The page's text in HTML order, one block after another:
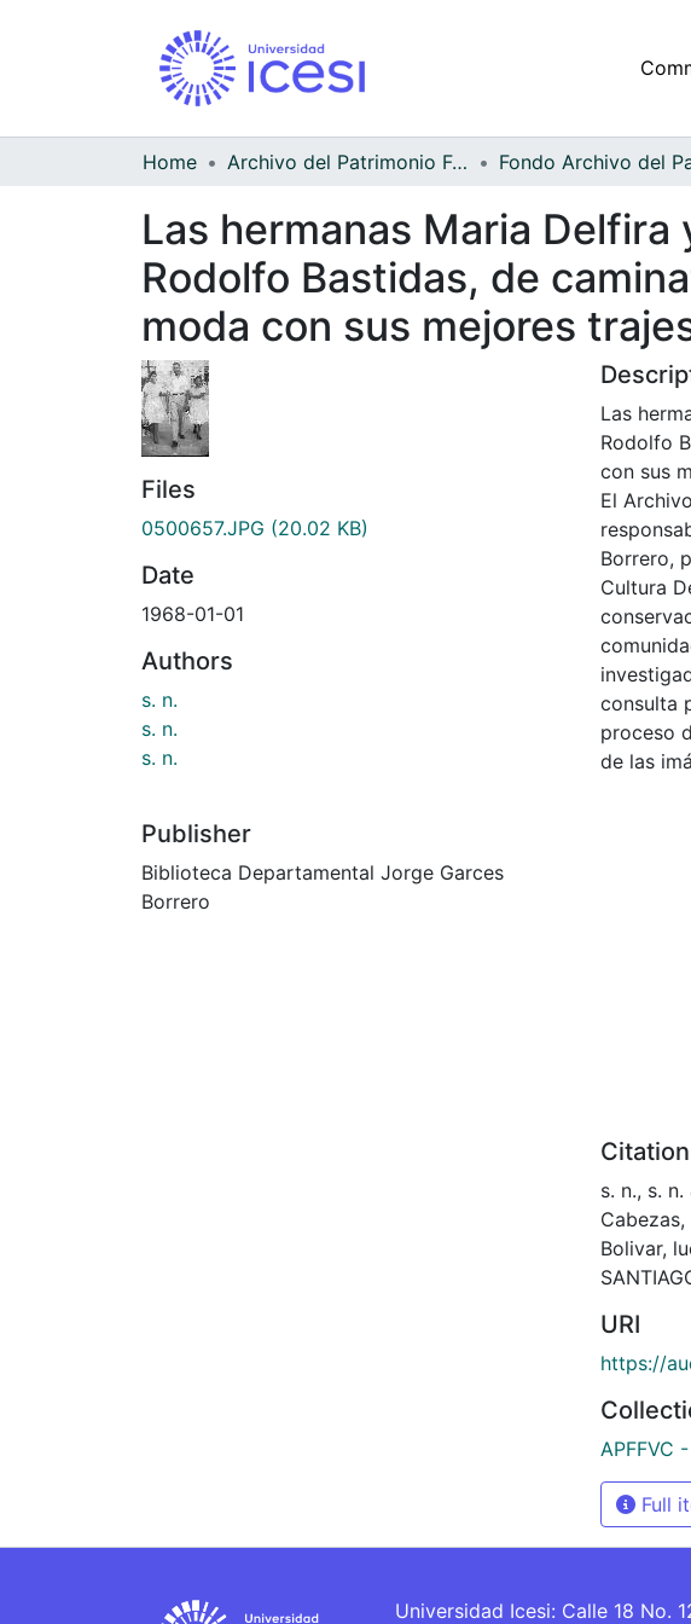
Home Archivo del Patrimonio Fotográfico y Fílmico del Valle del Cauca
Las hermanas Maria
Rodolfo Bastidas, de
moda con sus mejores
Files
0500657.JPG (20.02 KB)
Date
1968-01-01
Authors
s. n.
s. n.
s. n.
Publisher
Biblioteca Departamental Jorge Garces
Borrero
Las
Rodolfo
con sus
El
Borrero,
Cultura
consulta
proceso
de las
Citation
s. n., s.
Bolivar,
URI
https://
APFFVC
Full
Universidad Icesi: Calle 18 No.